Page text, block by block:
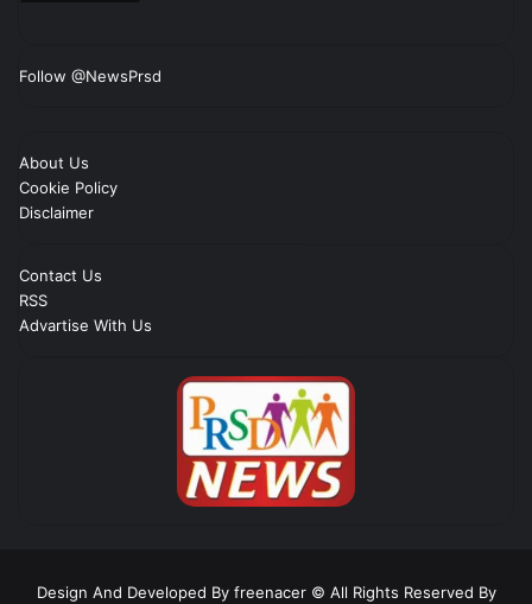
Follow @NewsPrsd
About Us
Cookie Policy
Disclaimer
Contact Us
RSS
Advartise With Us
Design And Developed By freenacer © All Rights Reserved By